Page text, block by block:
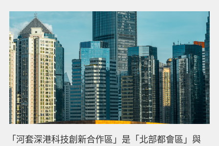
「河套深港科技創新合作區」是「北部都會區」與